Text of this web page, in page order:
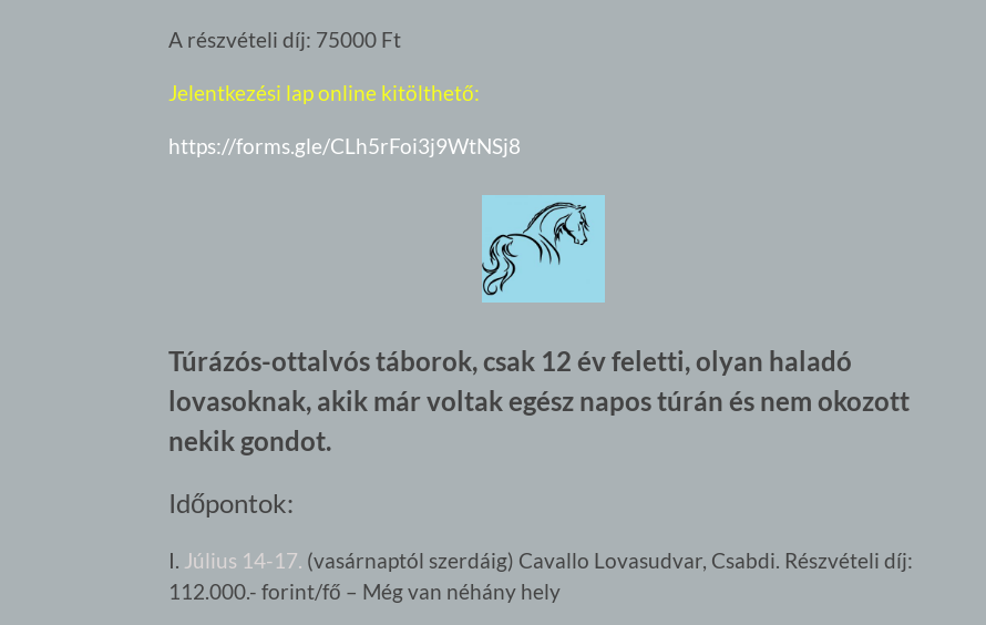
A részvételi díj: 75000 Ft
Jelentkezési lap online kitölthető:
https://forms.gle/CLh5rFoi3j9WtNSj8
Túrázós-ottalvós táborok, csak 12 év feletti, olyan haladó
lovasoknak, akik már voltak egész napos túrán és nem okozott
nekik gondot.
Időpontok:
I. Július 14-17. (vasárnaptól szerdáig) Cavallo Lovasudvar, Csabdi. Részvételi díj:
112.000.- forint/fő – Még van néhány hely